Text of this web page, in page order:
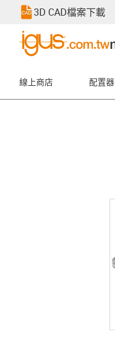
3D CAD檔案下載
線上商店 配置器